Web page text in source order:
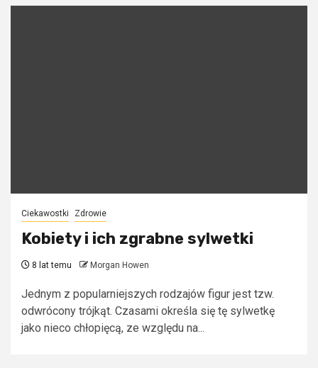
Ciekawostki Zdrowie
Kobiety i ich zgrabne sylwetki
8 lat temu Morgan Howen
Jednym z popularniejszych rodzajów figur jest tzw.
odwrócony trójkąt. Czasami określa się tę sylwetkę
jako nieco chłopięcą, ze względu na...